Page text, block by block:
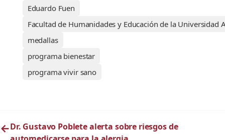
Eduardo Fuen
Facultad de Humanidades y Educación de la Universidad
medallas
programa bienestar
programa vivir sano
←Dr. Gustavo Poblete alerta sobre riesgos de